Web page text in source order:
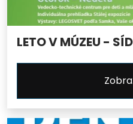
LETO V MÚZEU -